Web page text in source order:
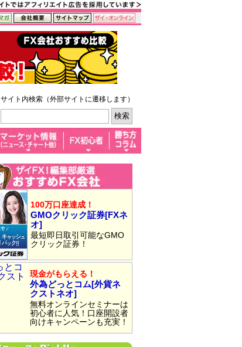
サイト内検索（外部サイトに遷移します）
100万口座達成！
GMOクリック証券[FXネ
オ]
最短即日取引可能なGMO
クリック証券！
現金がもらえる！
外為どっとコム[外貨ネ
クストネオ]
無料オンラインセミナーは
初心者に人気！口座開設者
向けキャンペーンも充実！